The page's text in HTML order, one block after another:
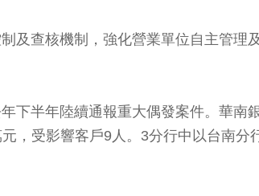
及查核機制，強化營業單位自主管理
下半年陸續通報重大偶發案件。華南
，受影響客戶9人。3分行中以台南